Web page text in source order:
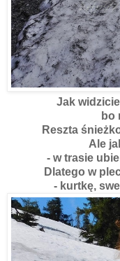
Jak
bo
Reszta
Ale
- w trasie
Dlatego w
- kurtkę,